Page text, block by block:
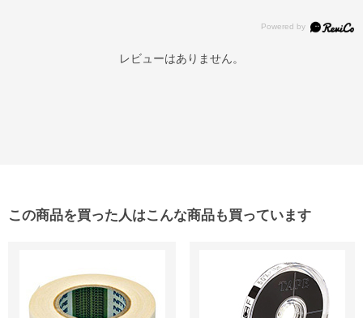
レビューはありません。
この商品を買った人はこんな商品も買っています